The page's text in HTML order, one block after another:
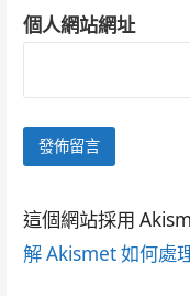
個人網站網址
這個網站採用
解 Akismet 如何處